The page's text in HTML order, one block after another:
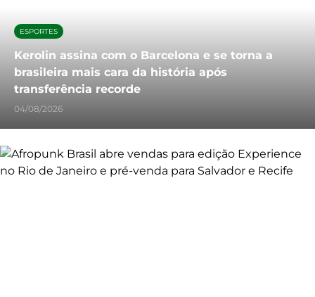
ESPORTES
Kerolin assina com o Barcelona e se torna a
brasileira mais cara da história após
transferência recorde
04/08/2026